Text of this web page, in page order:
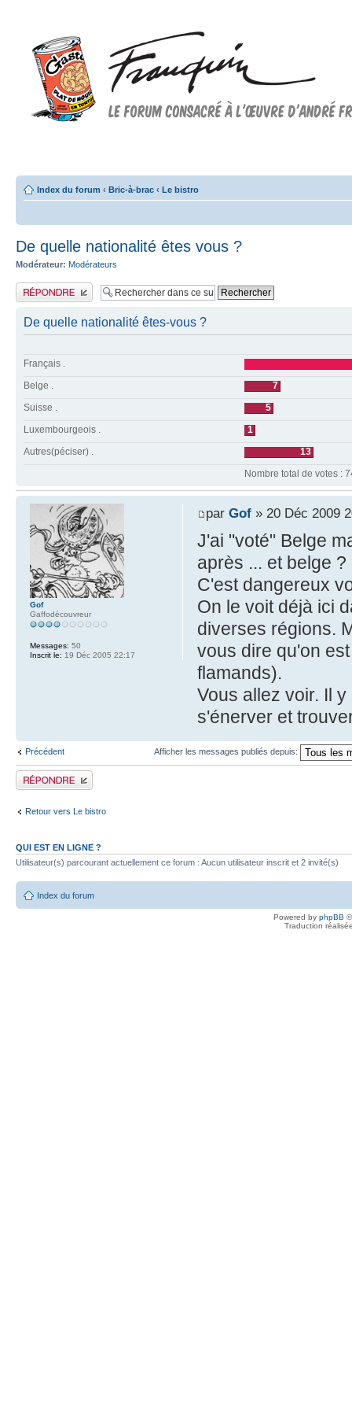
Index du forum ‹ Bric-à-brac ‹ Le bistro
De quelle nationalité êtes vous ?
Modérateur: Modérateurs
Publier une réponse
De quelle nationalité êtes-vous ?
Français .
Belge .
7
Suisse .
5
Luxembourgeois .
1
Autres(péciser) .
13
Nombre total de votes :
par Gof» 20 Déc 2009
J'ai "voté" Belge
après ... et belge
C'est dangereux
On le voit déjà ici
diverses régions.
vous dire qu'on
flamands).
Vous allez voir. Il
s'énerver et
Gof
Gaffodécouvreur
Messages: 50
Inscrit le: 19 Déc 2005 22:17
Précédent Afficher les messages publiés depuis:
Publier une réponse
Retour vers Le bistro
QUI EST EN LIGNE ?
Utilisateur(s) parcourant actuellement ce forum : Aucun utilisateur inscrit et 2 invité(s)
Index du forum
Powered by phpBB
Traduction